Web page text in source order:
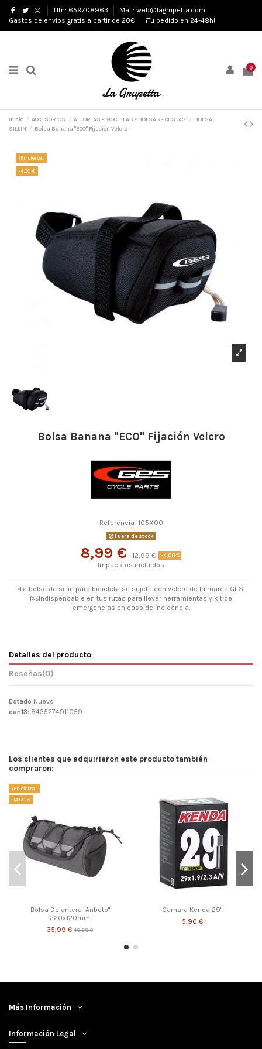
Tlfn: 659708963
Mail: web@lagrupetta.com
Gastos de envíos gratis a partir de 20€
¡Tu pedido en 24-48h!
0
Inicio ACCESORIOS ALFORJAS - MOCHILAS - BOLSAS - CESTAS
BOLSA
SILLIN
Bolsa Banana "ECO" Fijación Velcro
¡En oferta!
-4,00 €
Bolsa Banana "ECO" Fijación Velcro
Referencia I105X00
Fuera de stock
8,99 € 12,99 € -4,00 €
Impuestos incluidos
•La bolsa de sillin para bicicleta se sujeta con velcro de la marca GES.
ï»¿Indispensable en tus rutas para llevar herramientas y kit de
emergencias en caso de incidencia.
Detalles del producto
Reseñas(0)
Estado Nuevo
ean13: 8435274911059
Los clientes que adquirieron este producto también
compraron:
¡En oferta!
-14,00 €
Bolsa Delantera "Anboto"
220x120mm
35,99 € 49,99 €
Camara Kenda 29"
5,90 €
Más Información
Información Legal